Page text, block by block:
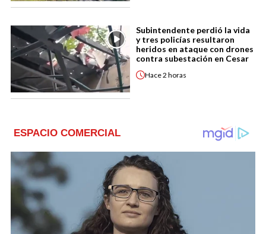
Subintendente perdió la vida
y tres policías resultaron
heridos en ataque con drones
contra subestación en Cesar
Hace2 horas